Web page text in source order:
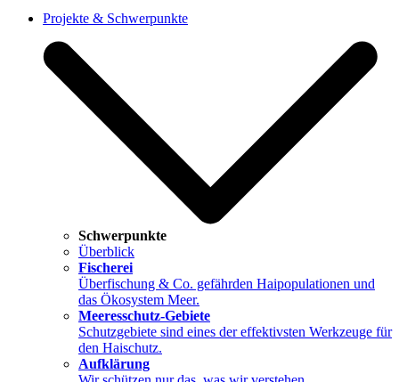
Projekte & Schwerpunkte
Schwerpunkte
Überblick
Fischerei
Überfischung & Co. gefährden Haipopulationen und
das Ökosystem Meer.
Meeresschutz-Gebiete
Schutzgebiete sind eines der effektivsten Werkzeuge für
den Haischutz.
Aufklärung